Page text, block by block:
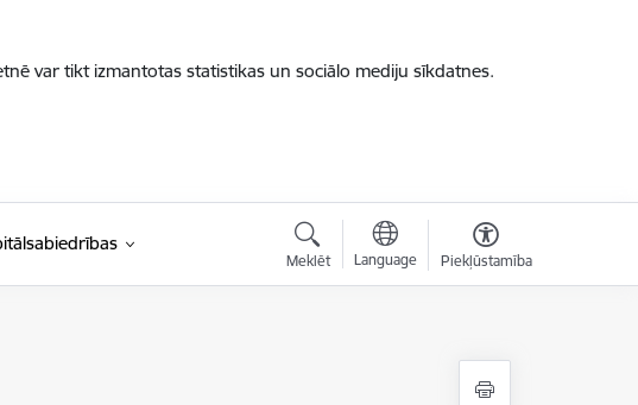
var tikt izmantotas statistikas un sociālo mediju sīkdatnes.
Meklēt Language Piekļūstamība